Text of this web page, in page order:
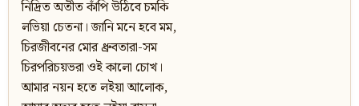
নিদ্রিত অতীত কাঁপি উঠিবে চমকি
লভিয়া চেতনা। জানি মনে হবে মম,
চিরজীবনের মোর ধ্রুবতারা-সম
চিরপরিচয়ভরা ওই কালো চোখ।
আমার নয়ন হতে লইয়া আলোক,